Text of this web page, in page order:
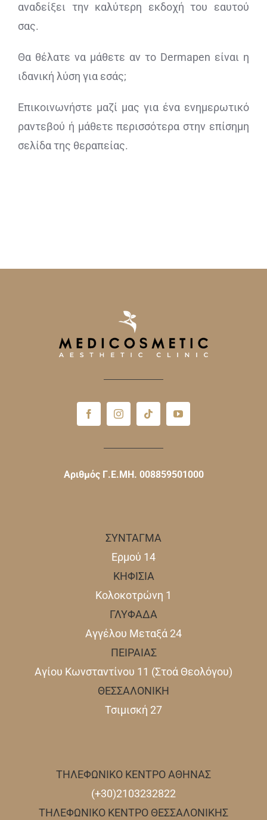
αναδείξει την καλύτερη εκδοχή του εαυτού
σας.
Θα θέλατε να μάθετε αν το Dermapen είναι η
ιδανική λύση για εσάς;
Επικοινωνήστε μαζί μας για ένα ενημερωτικό
ραντεβού ή μάθετε περισσότερα στην επίσημη
σελίδα της θεραπείας.
Αριθμός Γ.Ε.ΜΗ. 008859501000
ΣΥΝΤΑΓΜΑ
Ερμού 14
ΚΗΦΙΣΙΑ
Κολοκοτρώνη 1
ΓΛΥΦΑΔΑ
Αγγέλου Μεταξά 24
ΠΕΙΡΑΙΑΣ
Αγίου Κωνσταντίνου 11 (Στοά Θεολόγου)
ΘΕΣΣΑΛΟΝΙΚΗ
Τσιμισκή 27
ΤΗΛΕΦΩΝΙΚΟ ΚΕΝΤΡΟ ΑΘΗΝΑΣ
(+30)2103232822
ΤΗΛΕΦΩΝΙΚΟ ΚΕΝΤΡΟ ΘΕΣΣΑΛΟΝΙΚΗΣ